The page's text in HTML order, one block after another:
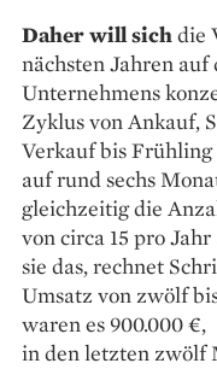
Daher will sichdie
nächsten Jahren
Unternehmens
Zyklus von Ankauf,
Verkauf bis
auf rund sechs
gleichzeitig die
von circa 15 pro
sie das, rechnet
Umsatz von zwölf
waren es 900.000 €,
in den letzten zwölf